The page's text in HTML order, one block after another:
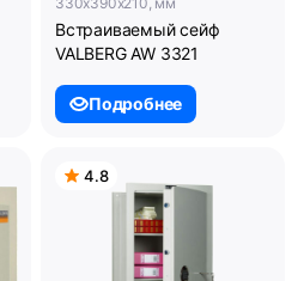
Встраиваемый сейф
VALBERG AW 3321
Подробнее
4.8